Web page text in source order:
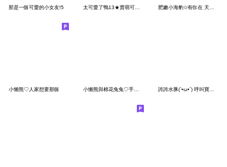
那是一個可愛的小女友!5 太可愛了鴨13★賣萌可愛的小鴨鴨2 肥嫩小海豹✩有你在 天天都是騎人節✩
小懶熊♡人家想要那個 誇誇水豚(´•ω•`) 呼叫寶寶寶寶寶寶